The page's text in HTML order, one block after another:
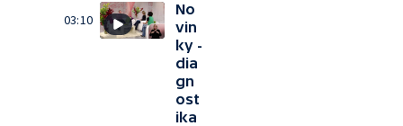
03:10
No
vin
ky -
dia
gn
ost
ika